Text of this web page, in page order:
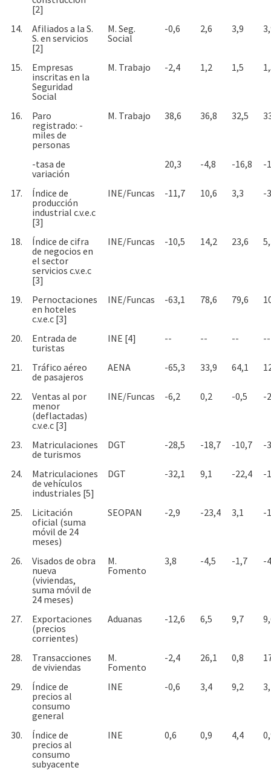
[2]
14.
Afiliados a la S.
S. en servicios
[2]
M. Seg.
Social
-0,6 2,6 3,9
15.
Empresas
inscritas en la
Seguridad
Social
M. Trabajo -2,4 1,2 1,5
16.
Paro
registrado: -
miles de
personas
M. Trabajo 38,6 36,8 32,5
-tasa de
variación
20,3 -4,8 -16,8 -
17.
Índice de
producción
industrial c.v.e.c
[3]
INE/Funcas -11,7 10,6 3,3 -
18.
Índice de cifra
de negocios en
el sector
servicios c.v.e.c
[3]
INE/Funcas -10,5 14,2 23,6
19.
Pernoctaciones
en hoteles
c.v.e.c [3]
INE/Funcas -63,1 78,6 79,6
20.
Entrada de
turistas
INE [4] -- -- -- --
21.
Tráfico aéreo
de pasajeros
AENA -65,3 33,9 64,1
22.
Ventas al por
menor
(deflactadas)
c.v.e.c [3]
INE/Funcas -6,2 0,2 -0,5 -
23.
Matriculaciones
de turismos
DGT -28,5 -18,7 -10,7 -
24.
Matriculaciones
de vehículos
industriales [5]
DGT -32,1 9,1 -22,4 -
25.
Licitación
oficial (suma
móvil de 24
meses)
SEOPAN -2,9 -23,4 3,1 -
26.
Visados de obra
nueva
(viviendas,
suma móvil de
24 meses)
M.
Fomento
3,8 -4,5 -1,7 -
27.
Exportaciones
(precios
corrientes)
Aduanas -12,6 6,5 9,7
28.
Transacciones
de viviendas
M.
Fomento
-2,4 26,1 0,8
29.
Índice de
precios al
consumo
general
INE -0,6 3,4 9,2
30.
Índice de
precios al
consumo
subyacente
INE 0,6 0,9 4,4